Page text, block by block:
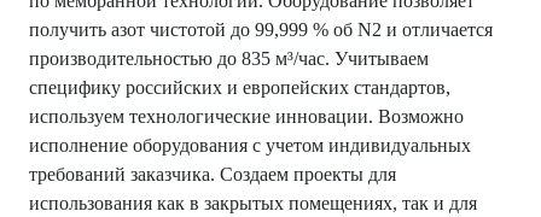
получить азот чистотой до 99,999 % об N2 и отличается
производительностью до 835 м³/час. Учитываем
специфику российских и европейских стандартов,
используем технологические инновации. Возможно
исполнение оборудования с учетом индивидуальных
требований заказчика. Создаем проекты для
использования как в закрытых помещениях, так и для